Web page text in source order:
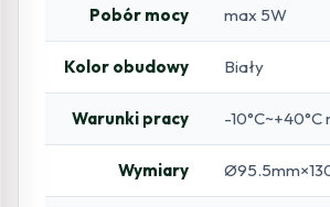
Pobór mocy max 5W
Kolor obudowy Biały
Warunki pracy -10°C~+40°C
Wymiary